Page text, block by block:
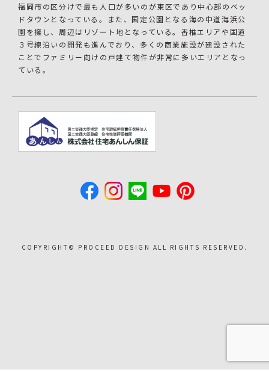
福岡市の区分けで最も人口が多いのが東区であり中心部のベッ
ドタウンとなっている。また、国定公園となる海の中道海浜公
園を擁し、周辺はリゾート地となっている。香椎エリアや国道
３号線沿いの開発も進んでおり、多くの商業施設が建設された
ことでファミリー向けの戸建て物件が非常に多いエリアとなっ
ている。
COPYRIGHT©︎ PROCEED DESIGN ALL RIGHTS RESERVED.